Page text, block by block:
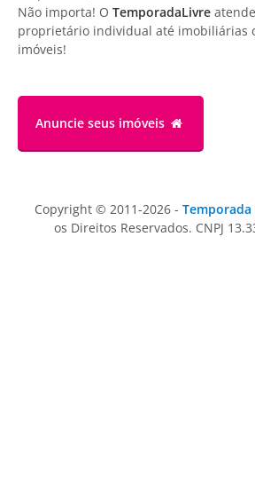
Não importa! O TemporadaLivre
proprietário individual até imobiliárias
imóveis!
Anuncie seus imóveis
Copyright © 2011-2026 -
os Direitos Reservados. CNPJ